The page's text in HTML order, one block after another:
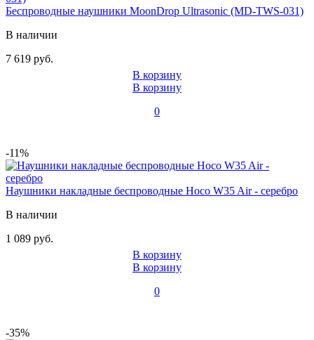
Беспроводные наушники MoonDrop Ultrasonic (MD-TWS-031)
В наличии
7 619 руб.
В корзину
В корзину
0
-11%
Наушники накладные беспроводные Hoco W35 Air - серебро
В наличии
1 089 руб.
В корзину
В корзину
0
-35%